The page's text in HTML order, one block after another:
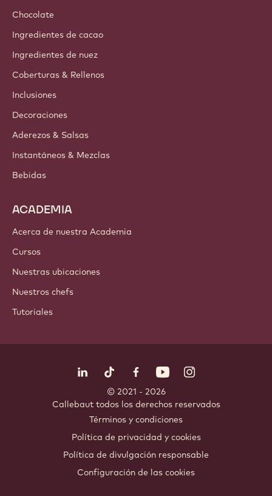
Chocolate
Ingredientes de cacao
Ingredientes de nuez
Coberturas & Rellenos
Inclusiones
Decoraciones
Aderezos & Salsas
Instantáneos & Mezclas
Bebidas
ACADEMIA
Acerca de nuestra Academia
Cursos
Nuestras ubicaciones
Nuestros chefs
Tutoriales
LinkedIn Opens in a new window.
TikTok Opens in a new window.
Facebook Opens in a new
YouTubeInstagram
© 2021 - 2026
Callebaut. todos los derechos reservados
Términos y condiciones
Política de privacidad y cookies
Política de divulgación responsable
Configuración de las cookies